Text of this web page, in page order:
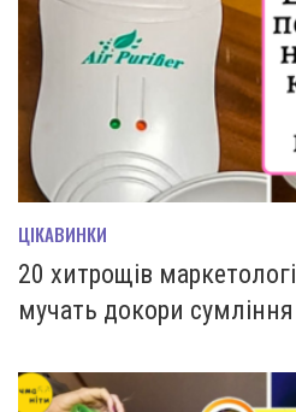
ЦІКАВИНКИ
20 хитрощів
мучать докори сумління